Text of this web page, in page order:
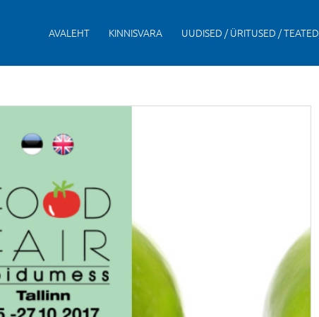
AVALEHT KINNISVARA UUDISED / ÜRITUSED / TEATED